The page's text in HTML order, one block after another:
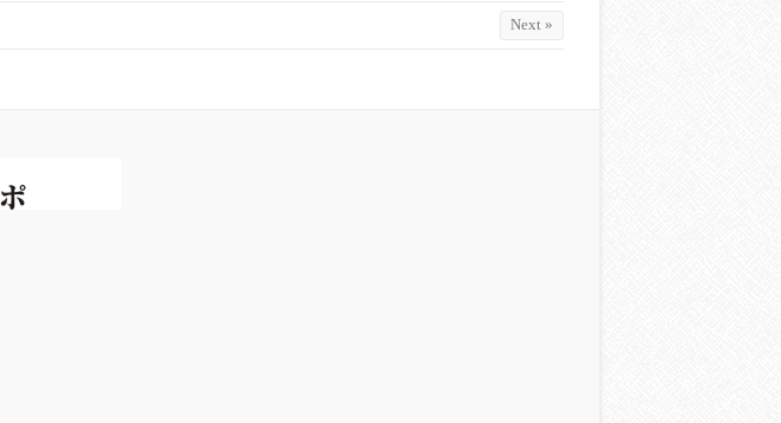
Next »